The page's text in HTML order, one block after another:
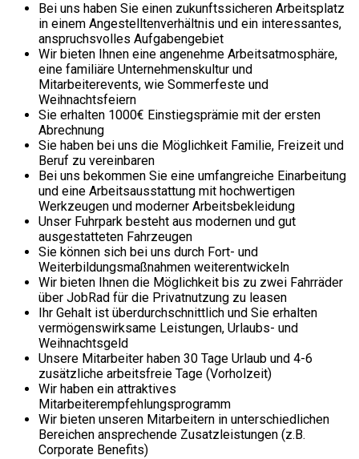
Bei uns haben Sie einen zukunftssicheren Arbeitsplatz
in einem Angestelltenverhältnis und ein interessantes,
anspruchsvolles Aufgabengebiet
Wir bieten Ihnen eine angenehme Arbeitsatmosphäre,
eine familiäre Unternehmenskultur und
Mitarbeiterevents, wie Sommerfeste und
Weihnachtsfeiern
Sie erhalten 1000€ Einstiegsprämie mit der ersten
Abrechnung
Sie haben bei uns die Möglichkeit Familie, Freizeit und
Beruf zu vereinbaren
Bei uns bekommen Sie eine umfangreiche Einarbeitung
und eine Arbeitsausstattung mit hochwertigen
Werkzeugen und moderner Arbeitsbekleidung
Unser Fuhrpark besteht aus modernen und gut
ausgestatteten Fahrzeugen
Sie können sich bei uns durch Fort- und
Weiterbildungsmaßnahmen weiterentwickeln
Wir bieten Ihnen die Möglichkeit bis zu zwei Fahrräder
über JobRad für die Privatnutzung zu leasen
Ihr Gehalt ist überdurchschnittlich und Sie erhalten
vermögenswirksame Leistungen, Urlaubs- und
Weihnachtsgeld
Unsere Mitarbeiter haben 30 Tage Urlaub und 4-6
zusätzliche arbeitsfreie Tage (Vorholzeit)
Wir haben ein attraktives
Mitarbeiterempfehlungsprogramm
Wir bieten unseren Mitarbeitern in unterschiedlichen
Bereichen ansprechende Zusatzleistungen (z.B.
Corporate Benefits)